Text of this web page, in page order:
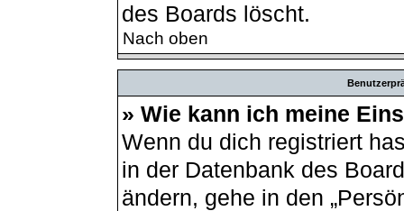
des Boards löscht.
Nach oben
» Wie kann ich meine
Wenn du dich registriert
in der Datenbank des
ändern, gehe in den